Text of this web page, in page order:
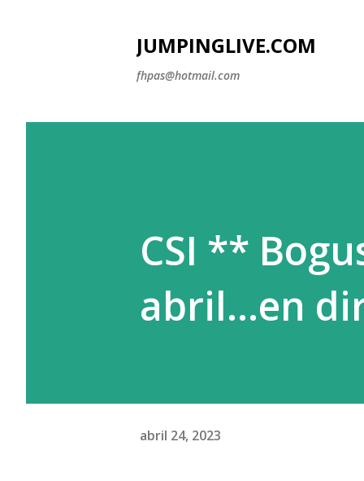
JUMPINGLIVE.COM
fhpas@hotmail.com
CSI **
abril...en
abril 24, 2023